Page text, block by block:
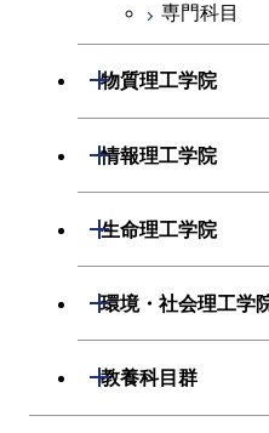
エ
エ
コ
人
経営
専門科目
物質理工学院
開閉
材料系
開閉
エ
応
専門科目
情報理工学院
開閉
数理・計算
開閉
知
情
専門科目
生命理工学院
開閉
生命理工学
開閉
ラ
環境・社会理工学
開閉
建築学系
開閉
教養科目群
開閉